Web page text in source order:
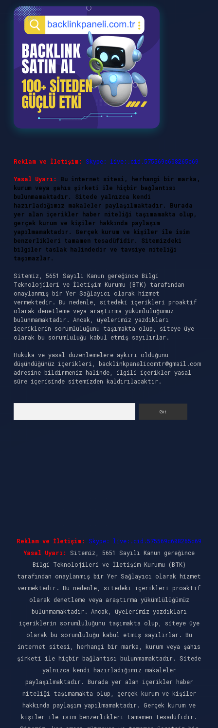
Reklam ve İletişim: Skype: live:.cid.575569c608265c69
Yasal Uyarı:
Bu internet sitesi, herhangi bir marka,
kurum veya şahıs şirketi ile hiçbir bağlantısı
bulunmamaktadır. Sitede yalnızca kendi
hazırladığımız makaleler paylaşılmaktadır. Burada
yer alan içerikler haber niteliği taşımamakta olup,
gerçek kurum ve kişiler hakkında paylaşım
yapılmamaktadır. Gerçek kurum ve kişiler ile isim
benzerlikleri tamamen tesadüfidir. Sitemizdeki
bilgiler taslak halindedir ve tavsiye niteliği
taşımazlar.
Sitemiz, 5651 Sayılı Kanun gereğince Bilgi
Teknolojileri ve İletişim Kurumu (BTK) tarafından
onaylanmış bir Yer Sağlayıcı olarak hizmet
vermektedir. Bu nedenle, sitedeki içerikleri proaktif
olarak denetleme veya araştırma yükümlülüğümüz
bulunmamaktadır. Ancak, üyelerimiz yazdıkları
içeriklerin sorumluluğunu taşımakta olup, siteye üye
olarak bu sorumluluğu kabul etmiş sayılırlar.
Hukuka ve yasal düzenlemelere aykırı olduğunu
düşündüğünüz içerikleri, backlinkpanelicomtr@gmail.com
adresine bildirmeniz halinde, ilgili içerikler yasal
süre içerisinde sitemizden kaldırılacaktır.
Reklam ve İletişim:
Skype: live:.cid.575569c608265c69
Yasal Uyarı:
Sitemiz, 5651 Sayılı Kanun gereğince
Bilgi Teknolojileri ve İletişim Kurumu (BTK)
tarafından onaylanmış bir Yer Sağlayıcı olarak hizmet
vermektedir. Bu nedenle, sitedeki içerikleri proaktif
olarak denetleme veya araştırma yükümlülüğümüz
bulunmamaktadır. Ancak, üyelerimiz yazdıkları
içeriklerin sorumluluğunu taşımakta olup, siteye üye
olarak bu sorumluluğu kabul etmiş sayılırlar. Bu
internet sitesi, herhangi bir marka, kurum veya şahıs
şirketi ile hiçbir bağlantısı bulunmamaktadır. Sitede
yalnızca kendi hazırladığımız makaleler
paylaşılmaktadır. Burada yer alan içerikler haber
niteliği taşımamakta olup, gerçek kurum ve kişiler
hakkında paylaşım yapılmamaktadır. Gerçek kurum ve
kişiler ile isim benzerlikleri tamamen tesadüfidir.